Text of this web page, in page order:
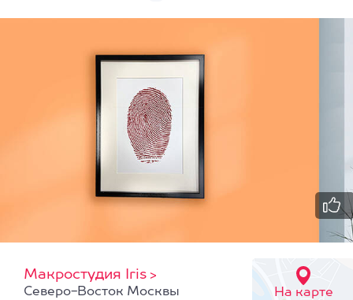
Макростудия Iris >
На карте
Северо-Восток Москвы